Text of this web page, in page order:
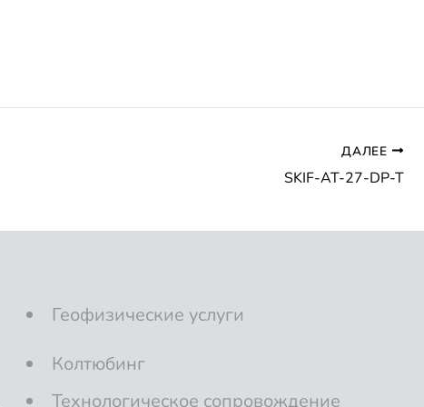
ДАЛЕЕ
SKIF-AT-27-DP-T
Геофизические услуги
Колтюбинг
Технологическое сопровождение